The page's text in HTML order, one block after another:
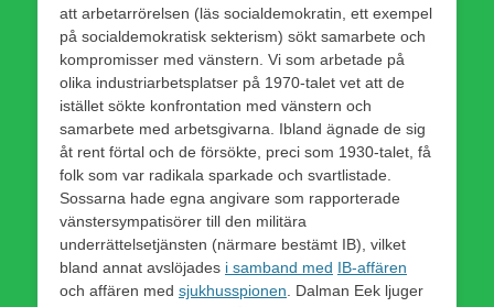
att arbetarrörelsen (läs socialdemokratin, ett exempel
på socialdemokratisk sekterism) sökt samarbete och
kompromisser med vänstern. Vi som arbetade på
olika industriarbetsplatser på 1970-talet vet att de
istället sökte konfrontation med vänstern och
samarbete med arbetsgivarna. Ibland ägnade de sig
åt rent förtal och de försökte, preci som 1930-talet, få
folk som var radikala sparkade och svartlistade.
Sossarna hade egna angivare som rapporterade
vänstersympatisörer till den militära
underrättelsetjänsten (närmare bestämt IB), vilket
bland annat avslöjades i samband med IB-affären
och affären med sjukhusspionen . Dalman Eek ljuger